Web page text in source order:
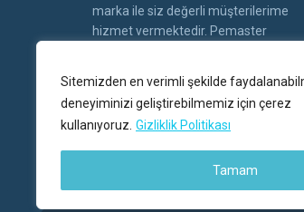
Sitemizden en verimli şekilde
deneyiminizi geliştirebilmemiz için çerez
kullanıyoruz. Gizliklik Politikası
Tamam
marka ile siz değerli müşterilerime
hizmet vermektedir. Pemaster